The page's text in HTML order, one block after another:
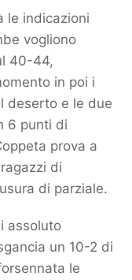
le indicazioni
vogliono
40-44,
in poi i
deserto e le due
6 punti di
prova a
di
di parziale.
assoluto
un 10-2 di
le